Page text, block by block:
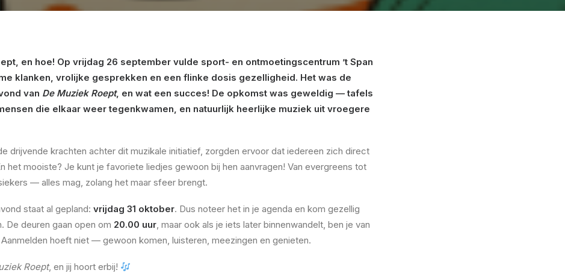
en hoe! Op vrijdag 26 september vulde sport- en ontmoetingscentrum ’t Span
klanken, vrolijke gesprekken en een flinke dosis gezelligheid. Het was de
van De Muziek Roept, en wat een succes! De opkomst was geweldig — tafels
die elkaar weer tegenkwamen, en natuurlijk heerlijke muziek uit vroegere
drijvende krachten achter dit muzikale initiatief, zorgden ervoor dat iedereen zich direct
het mooiste? Je kunt je favoriete liedjes gewoon bij hen aanvragen! Van evergreens tot
— alles mag, zolang het maar sfeer brengt.
staat al gepland: vrijdag 31 oktober. Dus noteer het in je agenda en kom gezellig
De deuren gaan open om 20.00 uur, maar ook als je iets later binnenwandelt, ben je van
hoeft niet — gewoon komen, luisteren, meezingen en genieten.
Roept, en jij hoort erbij!